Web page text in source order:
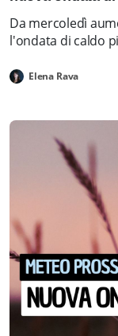
Da mercoledì
l'ondata di caldo
Elena Rava